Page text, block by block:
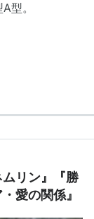
型。
リン』『勝
愛の関係』